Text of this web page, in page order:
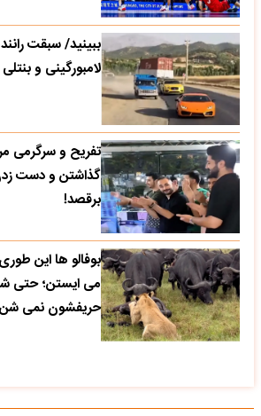
ببینید/ سبقت
لامبورگینی و
تفریح و سرگرمی
گذاشتن و دست
برقصد!
بوفالو ها این‌
می‌ ایستن؛ حتی
حریفشون نمی‌ شن